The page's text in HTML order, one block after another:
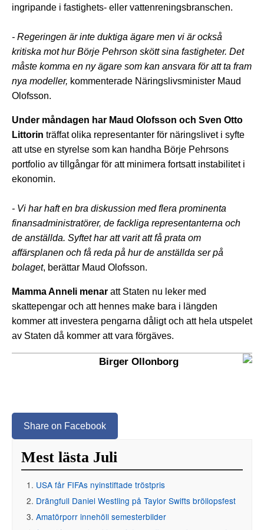
ingripande i fastighets- eller vattenreningsbranschen.
- Regeringen är inte duktiga ägare men vi är också
kritiska mot hur Börje Pehrson skött sina fastigheter. Det
måste komma en ny ägare som kan ansvara för att ta fram
nya modeller, kommenterade Näringslivsminister Maud
Olofsson.
Under måndagen har Maud Olofsson och Sven Otto
Littorin träffat olika representanter för näringslivet i syfte
att utse en styrelse som kan handha Börje Pehrsons
portfolio av tillgångar för att minimera fortsatt instabilitet i
ekonomin.
- Vi har haft en bra diskussion med flera prominenta
finansadministratörer, de fackliga representanterna och
de anställda. Syftet har att varit att få prata om
affärsplanen och få reda på hur de anställda ser på
bolaget, berättar Maud Olofsson.
Mamma Anneli menar att Staten nu leker med
skattepengar och att hennes make bara i längden
kommer att investera pengarna dåligt och att hela utspelet
av Staten då kommer att vara förgäves.
Birger Ollonborg
Share on Facebook
Mest lästa Juli
USA får FIFAs nyinstiftade tröstpris
Drängfull Daniel Westling på Taylor Swifts bröllopsfest
Amatörporr innehöll semesterbilder